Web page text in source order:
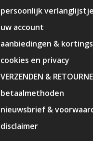
persoonlijk verlanglijstje
uw account
aanbiedingen &
cookies en privacy
VERZENDEN &
betaalmethoden
nieuwsbrief &
disclaimer